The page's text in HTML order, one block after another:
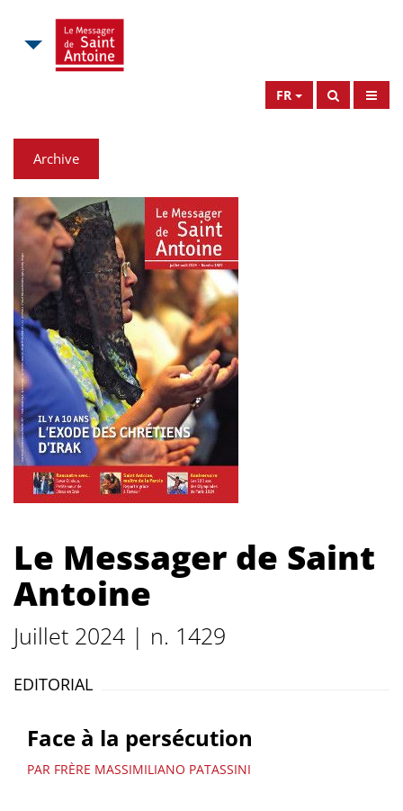
FR
Archive
Le Messager de Saint
Antoine
Juillet 2024 | n. 1429
EDITORIAL
Face à la persécution
PAR FRÈRE MASSIMILIANO PATASSINI